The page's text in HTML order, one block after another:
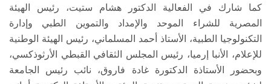
كما شارك في الفعالية الدكتور هشام ستيت، رئيس الهيئة
المصرية للشراء الموحد والإمداد والتموين الطبي وإدارة
التكنولوجيا الطبية، الأستاذ أحمد المسلماني، رئيس الهيئة الوطنية
للإعلام، الأنبا إرميا، رئيس المجلس الثقافي القبطي الأرثوذكسي،
وبحضور الأستاذة الدكتورة غادة فاروق، نائب رئيس الجامعة